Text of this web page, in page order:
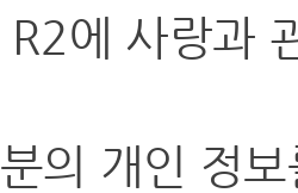
에 사랑과
의 개인 정